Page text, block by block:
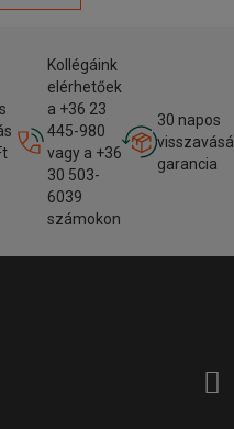
Kollégáink
elérhetőek
a +36 23
445-980
vagy a +36
30 503-
6039
számokon
30 napos
garancia